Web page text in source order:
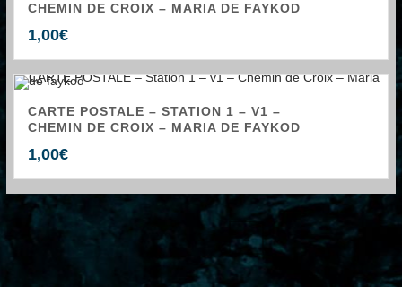
CHEMIN DE CROIX – MARIA DE FAYKOD
1,00€
CARTE POSTALE – STATION 1 – V1 –
CHEMIN DE CROIX – MARIA DE FAYKOD
1,00€
← 2